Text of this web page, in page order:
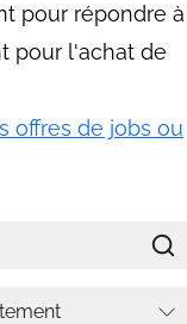
pour répondre à
pour l'achat de
offres de jobs ou